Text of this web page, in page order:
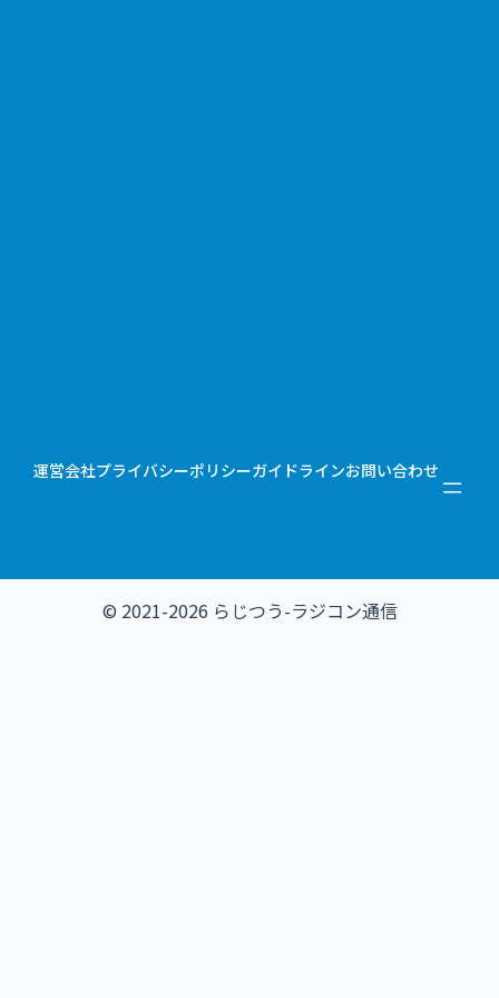
運営会社プライバシーポリシーガイドラインお問い合わせ
© 2021-2026 らじつう-ラジコン通信